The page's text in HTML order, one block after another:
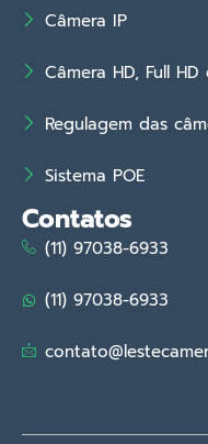
Câmera IP
Câmera HD, Full HD
Regulagem das
Sistema POE
Contatos
(11) 97038-6933
(11) 97038-6933